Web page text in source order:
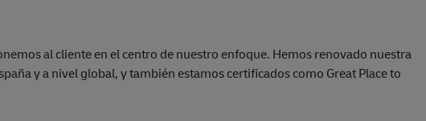
al cliente en el centro de nuestro enfoque. Hemos renovado nuestra
y a nivel global, y también estamos certificados como Great Place to